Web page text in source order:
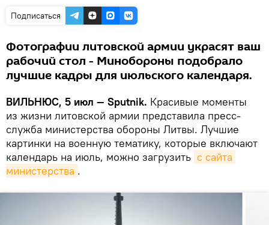
Подписаться
Фотографии литовской армии украсят ваш
рабочий стол - Минобороны подобрало
лучшие кадры для июльского календаря.
ВИЛЬНЮС, 5 июл — Sputnik. Красивые моменты
из жизни литовской армии представила пресс-
служба министерства обороны Литвы. Лучшие
картинки на военную тематику, которые включают
календарь на июль, можно загрузить с сайта
министерства .